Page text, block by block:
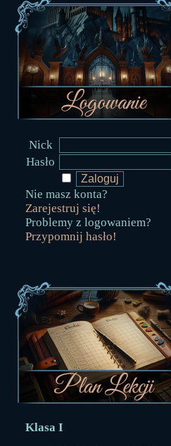
Nick
Hasło
Nie masz konta?
Zarejestruj się!
Problemy z logowaniem?
Przypomnij hasło!
Klasa I